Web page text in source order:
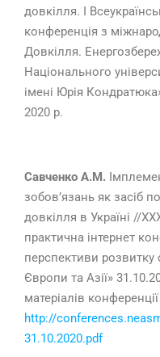
довкілля. І
конференція з
Довкілля.
Національного
імені Юрія
2020 р.
Савченко А.М.
зобов’язань як засіб
довкілля в Україні //
практична інтернет
перспективи розвитку
Європи та Азії»
матеріалів
http://
31.10.2020.pdf